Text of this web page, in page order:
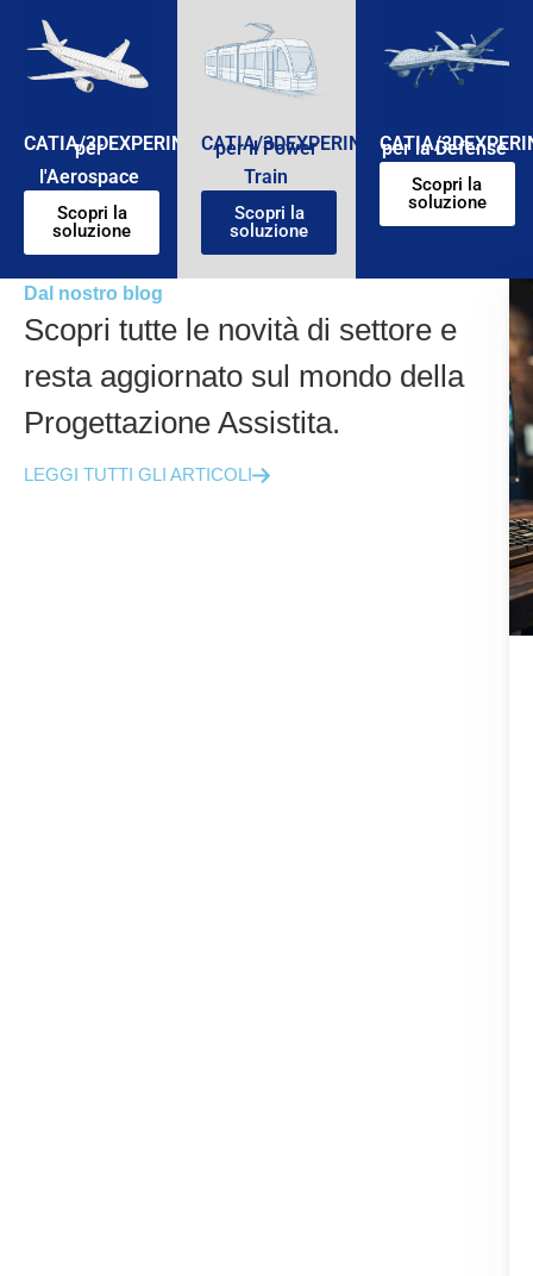
CATIA/3DEXPERINCE
per
l'Aerospace
Scopri la
soluzione
CATIA/3DEXPERINCE
per il Power
Train
Scopri la
soluzione
CATIA/
per la Defense
Scopri la
soluzione
Dal nostro blog
Scopri tutte le novità di settore e
resta aggiornato sul mondo della
Progettazione Assistita.
LEGGI TUTTI GLI ARTICOLI